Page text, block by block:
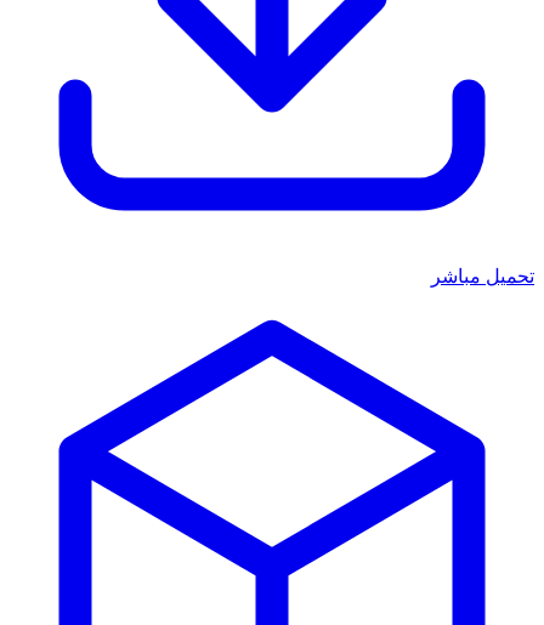
تحميل مباشر